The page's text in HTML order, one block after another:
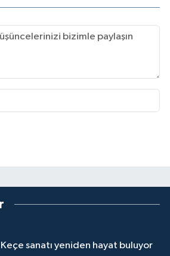
Keçe sanatı yeniden hayat buluyor